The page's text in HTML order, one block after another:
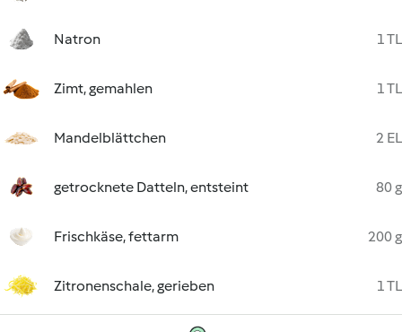
Natron 1 TL
Zimt, gemahlen 1 TL
Mandelblättchen 2 EL
getrocknete Datteln, entsteint 80 g
Frischkäse, fettarm 200 g
Zitronenschale, gerieben 1 TL